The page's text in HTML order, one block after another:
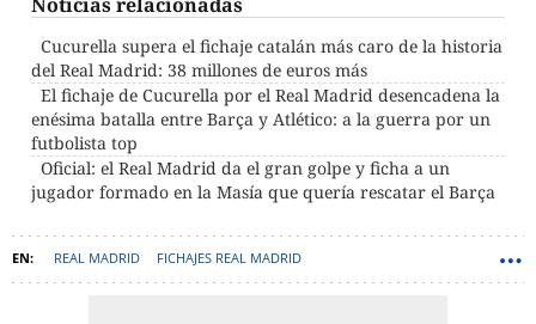
Cucurella supera el fichaje catalán más caro de la historia
del Real Madrid: 38 millones de euros más
El fichaje de Cucurella por el Real Madrid desencadena la
enésima batalla entre Barça y Atlético: a la guerra por un
futbolista top
Oficial: el Real Madrid da el gran golpe y ficha a un
jugador formado en la Masía que quería rescatar el Barça
REAL MADRID FICHAJES REAL MADRID